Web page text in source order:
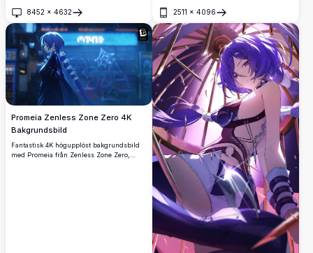
8452 × 4632
Öppna
elegant mörk kappa och lysande kedjor i
en dramatisk katedralmiljö med gudomligt
ljus.
2511 × 4096
Öppna
Promeia Zenless Zone Zero 4K
Bakgrundsbild
Fantastisk 4K högupplöst bakgrundsbild
med Promeia från Zenless Zone Zero,